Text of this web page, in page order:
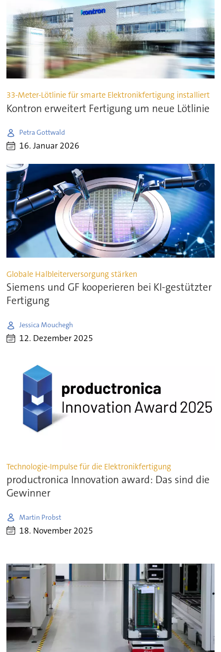
33-Meter-Lötlinie für smarte Elektronikfertigung installiert
Kontron erweitert Fertigung um neue Lötlinie
Petra Gottwald
16. Januar 2026
Globale Halbleiterversorgung stärken
Siemens und GF kooperieren bei KI-gestützter
Fertigung
Jessica Mouchegh
12. Dezember 2025
Technologie-Impulse für die Elektronikfertigung
productronica Innovation award: Das sind die
Gewinner
Martin Probst
18. November 2025